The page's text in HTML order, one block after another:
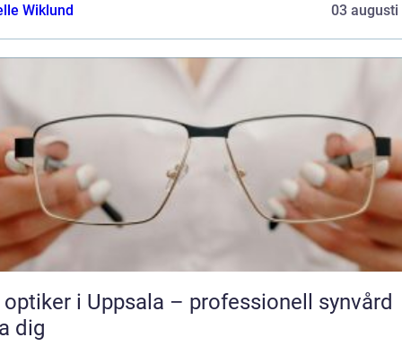
Wiklund
03 augusti
optiker i Uppsala – professionell synvård
dig